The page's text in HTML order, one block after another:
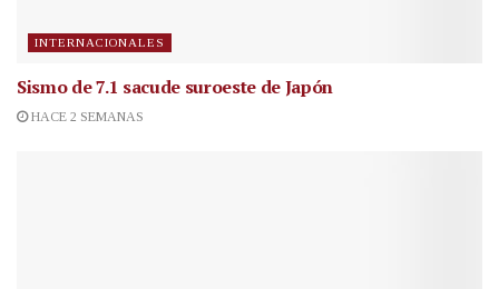
INTERNACIONALES
Sismo de 7.1 sacude suroeste de Japón
HACE 2 SEMANAS